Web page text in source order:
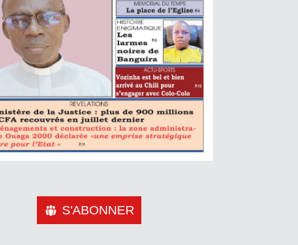
S'ABONNER